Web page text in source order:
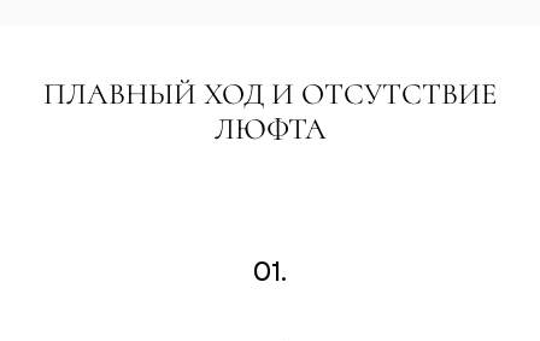
ПЛАВНЫЙ ХОД И ОТСУТСТВИЕ
ЛЮФТА
01.